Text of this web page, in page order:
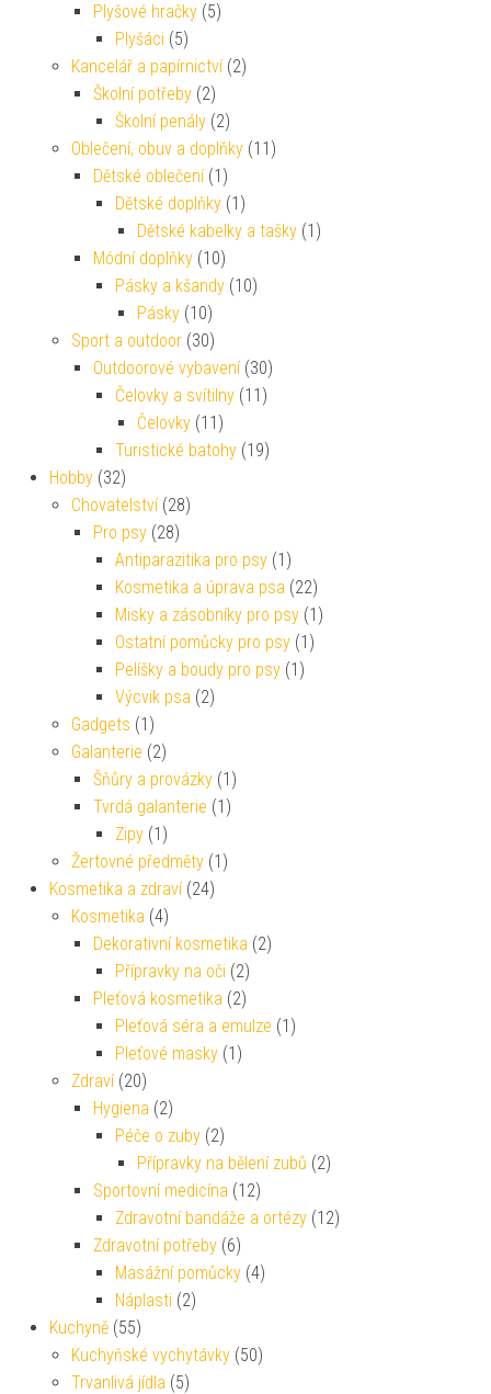
Plyšové hračky (5)
Plyšáci (5)
Kancelář a papírnictví (2)
Školní potřeby (2)
Školní penály (2)
Oblečení, obuv a doplňky (11)
Dětské oblečení (1)
Dětské doplňky (1)
Dětské kabelky a tašky (1)
Módní doplňky (10)
Pásky a kšandy (10)
Pásky (10)
Sport a outdoor (30)
Outdoorové vybavení (30)
Čelovky a svítilny (11)
Čelovky (11)
Turistické batohy (19)
Hobby (32)
Chovatelství (28)
Pro psy (28)
Antiparazitika pro psy (1)
Kosmetika a úprava psa (22)
Misky a zásobníky pro psy (1)
Ostatní pomůcky pro psy (1)
Pelíšky a boudy pro psy (1)
Výcvik psa (2)
Gadgets (1)
Galanterie (2)
Šňůry a provázky (1)
Tvrdá galanterie (1)
Zipy (1)
Žertovné předměty (1)
Kosmetika a zdraví (24)
Kosmetika (4)
Dekorativní kosmetika (2)
Přípravky na oči (2)
Pleťová kosmetika (2)
Pleťová séra a emulze (1)
Pleťové masky (1)
Zdraví (20)
Hygiena (2)
Péče o zuby (2)
Přípravky na bělení zubů (2)
Sportovní medicína (12)
Zdravotní bandáže a ortézy (12)
Zdravotní potřeby (6)
Masážní pomůcky (4)
Náplasti (2)
Kuchyně (55)
Kuchyňské vychytávky (50)
Trvanlivá jídla (5)